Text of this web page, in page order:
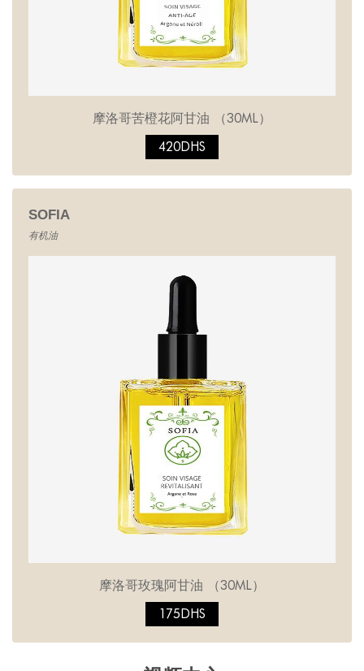
摩洛哥苦橙花阿甘油 （30ML）
420DHS
SOFIA
有机油
摩洛哥玫瑰阿甘油 （30ML）
175DHS